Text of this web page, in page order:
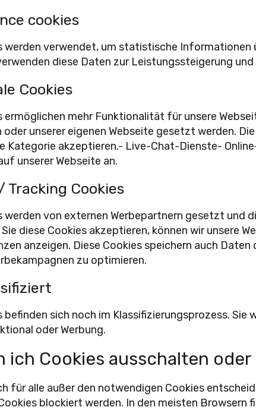
cookies
werden verwendet, um statistische
diese Daten zur Leistungssteigerung
Cookies
ermöglichen mehr Funktionalität für unsere
oder unserer eigenen Webseite gesetzt werden.
Kategorie akzeptieren.- Live-Chat-Dienste-
unserer Webseite an.
Tracking Cookies
werden von externen Werbepartnern gesetzt und
Sie diese Cookies akzeptieren, können wir unsere
anzeigen. Diese Cookies speichern auch
zu optimieren.
befinden sich noch im Klassifizierungsprozess.
oder Werbung.
ich Cookies ausschalten
für alle außer den notwendigen Cookies
blockiert werden. In den meisten